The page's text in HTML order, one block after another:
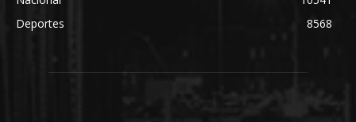
Deportes
8568